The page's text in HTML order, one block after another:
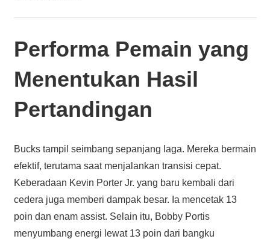
Performa Pemain yang
Menentukan Hasil
Pertandingan
Bucks tampil seimbang sepanjang laga. Mereka bermain
efektif, terutama saat menjalankan transisi cepat.
Keberadaan Kevin Porter Jr. yang baru kembali dari
cedera juga memberi dampak besar. Ia mencetak 13
poin dan enam assist. Selain itu, Bobby Portis
menyumbang energi lewat 13 poin dari bangku